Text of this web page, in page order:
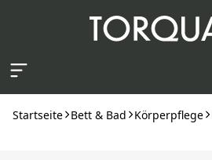
Startseite Bett & Bad Körperpflege